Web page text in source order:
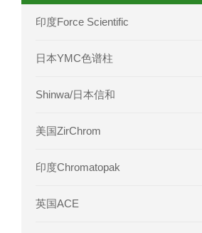
印度Force
印度Force Scientific
日本YMC色谱柱
Shinwa/日本信和
美国ZirChrom
印度Chromatopak
英国ACE